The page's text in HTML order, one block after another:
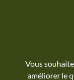
Vous
améliorer le